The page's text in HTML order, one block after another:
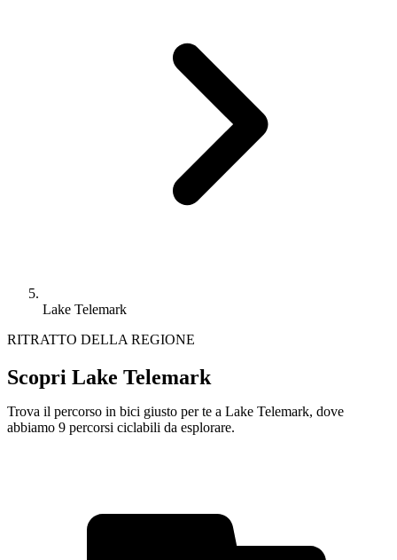
Lake Telemark
RITRATTO DELLA REGIONE
Scopri Lake Telemark
Trova il percorso in bici giusto per te a Lake Telemark, dove
abbiamo 9 percorsi ciclabili da esplorare.